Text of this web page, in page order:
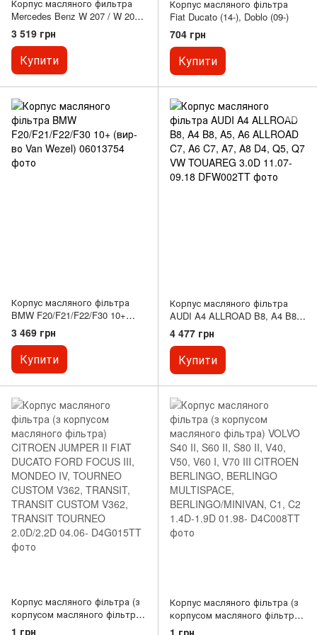
Корпус масляного фильтра
Mercedes Benz W 207 / W 204 /
W 212 (M271)
3 519 грн
Купити
Корпус масляного фільтра
Fiat Ducato (14-), Doblo (09-)
704 грн
Купити
Корпус масляного фільтра
BMW F20/F21/F22/F30 10+
(вир-во Van Wezel)
3 469 грн
Купити
Корпус масляного фільтра
AUDI A4 ALLROAD B8, A4 B8,
A5, A6 ALLROAD C7, A6 C7,
A7, A8 D4, Q5, Q7 VW
TOUAREG 3.0D 11.07-09.18
4 477 грн
Купити
Корпус масляного фільтра (з
корпусом масляного фільтра)
CITROEN JUMPER II FIAT
1 грн
Корпус масляного фільтра (з
корпусом масляного фільтра)
VOLVO S40 II, S60 II, S80 II,